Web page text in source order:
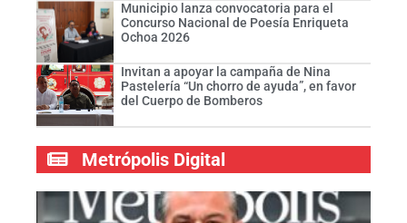
Municipio lanza convocatoria para el
Concurso Nacional de Poesía Enriqueta
Ochoa 2026
Invitan a apoyar la campaña de Nina
Pastelería “Un chorro de ayuda”, en favor
del Cuerpo de Bomberos
Metrópolis Digital